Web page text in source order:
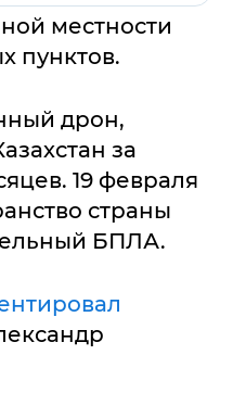
местности
пунктов.
дрон,
за
19 февраля
страны
БПЛА.